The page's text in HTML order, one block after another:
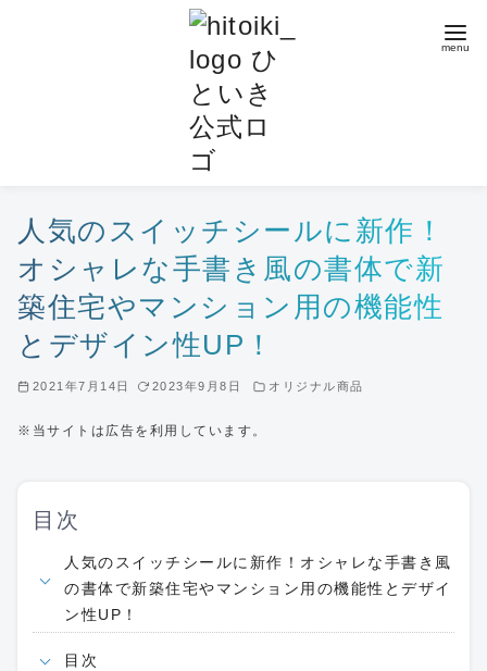
人気のスイッチシールに新作！
オシャレな手書き風の書体で新
築住宅やマンション用の機能性
とデザイン性UP！
2021年7月14日 2023年9月8日 オリジナル商品
※当サイトは広告を利用しています。
目次
人気のスイッチシールに新作！オシャレな手書き風
の書体で新築住宅やマンション用の機能性とデザイ
ン性UP！
目次